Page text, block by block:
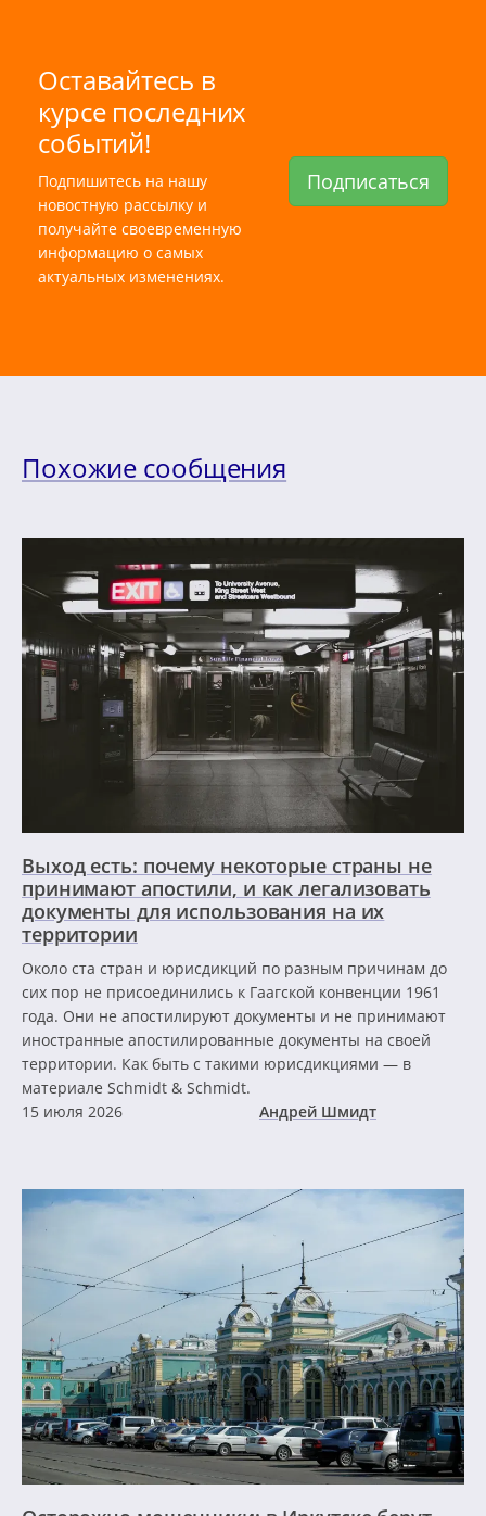
Оставайтесь в
курсе последних
событий!
Подпишитесь на нашу
новостную рассылку и
получайте своевременную
информацию о самых
актуальных изменениях.
Подписаться
Похожие сообщения
Выход есть: почему некоторые страны не
принимают апостили, и как легализовать
документы для использования на их
территории
Около ста стран и юрисдикций по разным причинам до
сих пор не присоединились к Гаагской конвенции 1961
года. Они не апостилируют документы и не принимают
иностранные апостилированные документы на своей
территории. Как быть с такими юрисдикциями — в
материале Schmidt & Schmidt.
15 июля 2026
Андрей Шмидт